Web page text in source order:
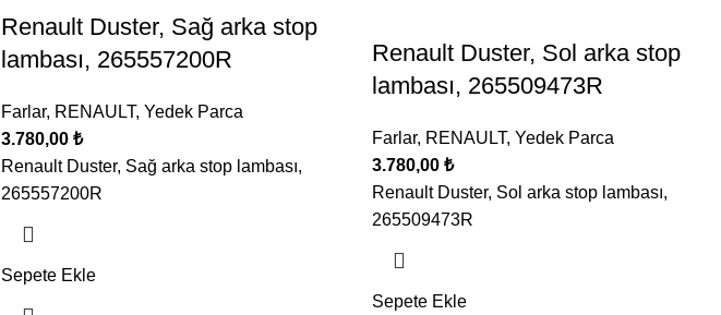
Renault Duster, Sağ arka stop
lambası, 265557200R
Farlar, RENAULT, Yedek Parca
3.780,00 ₺
Renault Duster, Sağ arka stop lambası,
265557200R
Sepete Ekle
Renault Duster, Sol arka stop
lambası, 265509473R
Farlar, RENAULT, Yedek Parca
3.780,00 ₺
Renault Duster, Sol arka stop lambası,
265509473R
Sepete Ekle